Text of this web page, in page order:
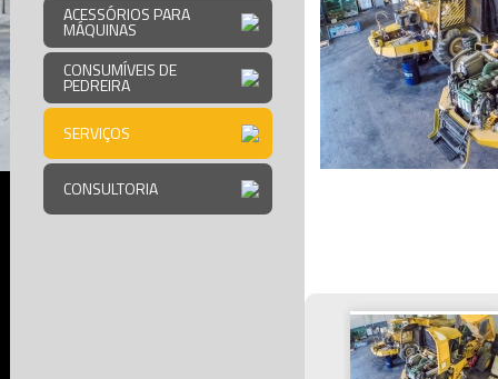
ACESSÓRIOS PARA
MÁQUINAS
CONSUMÍVEIS DE
PEDREIRA
SERVIÇOS
CONSULTORIA